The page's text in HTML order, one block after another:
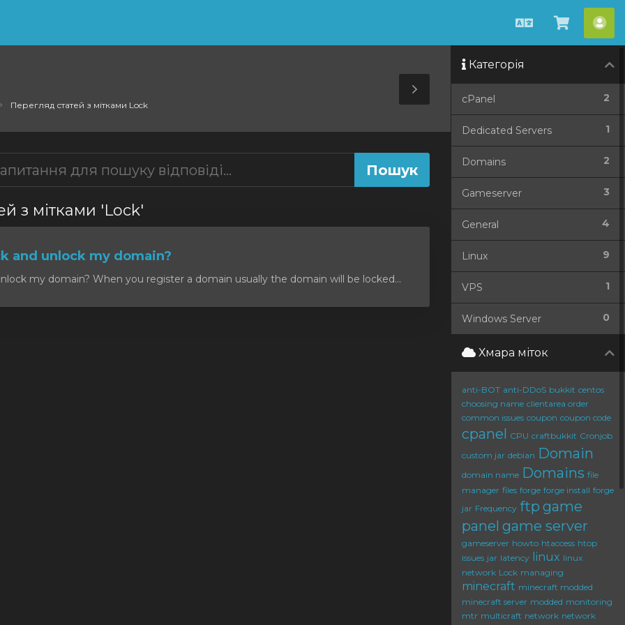
Українська
кошик
Перегляд статей з мітками Lock
Toggle
Sidebar
з мітками 'Lock'
and unlock my domain?
my domain? When you register a domain usually the domain will be locked...
Категорія
2
cPanel
1
Dedicated Servers
2
Domains
3
Gameserver
4
General
9
Linux
1
VPS
0
Windows Server
Хмара міток
anti-BOT anti-DDoS bukkit centos
choosing name clientarea order
common issues coupon coupon code
cpanel CPU craftbukkit Cronjob
custom jar debian Domain
domain name Domains file
manager files forge forge install forge
jar Frequency ftp game
panel game server
gameserver howto htaccess htop
issues jar latency linux linux
network Lock managing
minecraft minecraft modded
minecraft server modded monitoring
mtr multicraft network network